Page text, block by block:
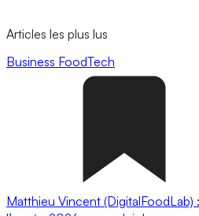
Articles les plus lus
Business FoodTech
Matthieu Vincent